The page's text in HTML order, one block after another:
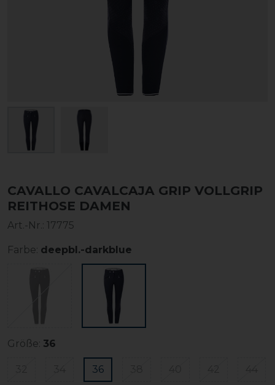
CAVALLO CAVALCAJA GRIP VOLLGRIP
REITHOSE DAMEN
Art.-Nr.: 17775
Farbe: deepbl.-darkblue
Größe: 36
36